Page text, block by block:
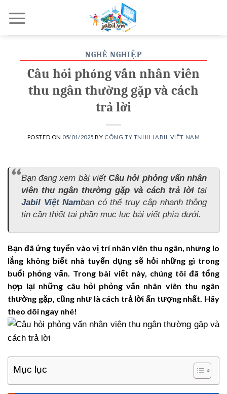
NGHỀ NGHIỆP
Câu hỏi phỏng vấn nhân viên
thu ngân thường gặp và cách
trả lời
POSTED ON 05/01/2025 BY CÔNG TY TNHH JABIL VIỆT NAM
Bạn đang xem bài viếtCâu hỏi phỏng vấn nhân
viên thu ngân thường gặp và cách trả lờitại
Jabil Việt Nambạn có thể truy cập nhanh thông
tin cần thiết tại phần mục lục bài viết phía dưới.
Bạn đã ứng tuyển vào vị trí nhân viên thu ngân, nhưng lo
lắng không biết nhà tuyển dụng sẽ hỏi những gì trong
buổi phỏng vấn. Trong bài viết này, chúng tôi đã tổng
hợp lại những câu hỏi phỏng vấn nhân viên thu ngân
thường gặp, cũng như là cách trả lời ấn tượng nhất. Hãy
theo dõi ngay nhé!
Mục lục